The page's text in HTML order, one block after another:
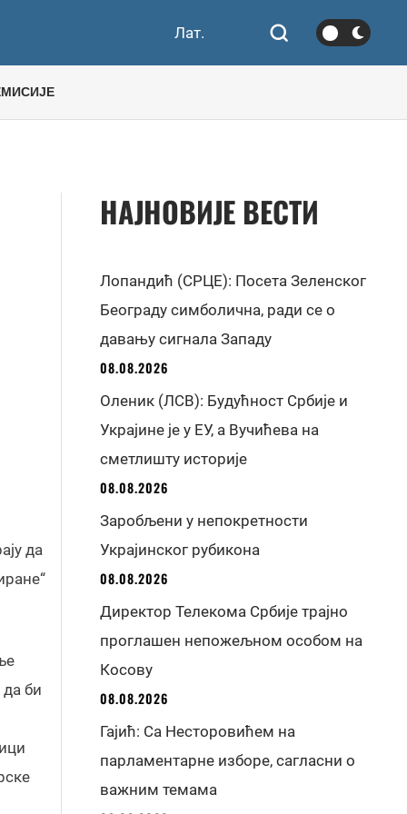
Лат.
да
би
НАЈНОВИЈЕ ВЕСТИ
Лопандић (СРЦЕ): Посета Зеленског
Београду симболична, ради се о
давању сигнала Западу
08.08.2026
Оленик (ЛСВ): Будућност Србије и
Украјине је у ЕУ, а Вучићева на
сметлишту историје
08.08.2026
Заробљени у непокретности
Украјинског рубикона
08.08.2026
Директор Телекома Србије трајно
проглашен непожељном особом на
Косову
08.08.2026
Гајић: Са Несторовићем на
парламентарне изборе, сагласни о
важним темама